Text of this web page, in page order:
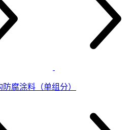
腐涂料（单组分）